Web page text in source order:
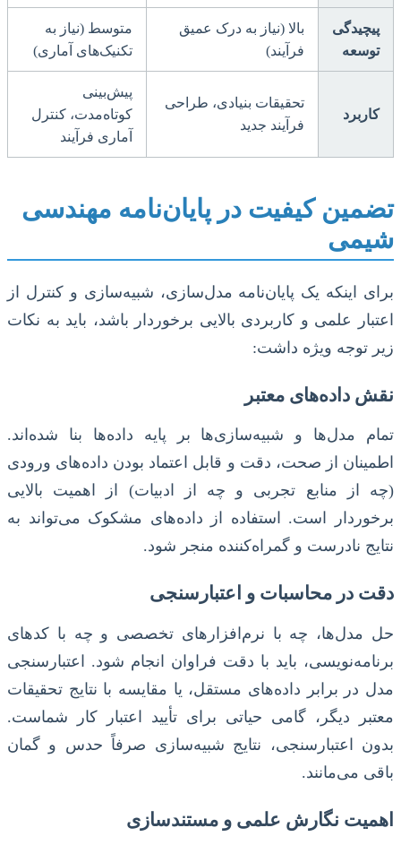
پیچیدگی
توسعه
بالا (نیاز به درک عمیق
فرآیند)
متوسط (نیاز به
تکنیک‌های آماری)
کاربرد
تحقیقات بنیادی، طراحی
فرآیند جدید
پیش‌بینی
کوتاه‌مدت، کنترل
آماری فرآیند
تضمین کیفیت در پایان‌نامه مهندسی
شیمی
برای اینکه یک پایان‌نامه مدل‌سازی، شبیه‌سازی و کنترل از
اعتبار علمی و کاربردی بالایی برخوردار باشد، باید به نکات
زیر توجه ویژه داشت:
نقش داده‌های معتبر
تمام مدل‌ها و شبیه‌سازی‌ها بر پایه داده‌ها بنا شده‌اند.
اطمینان از صحت، دقت و قابل اعتماد بودن داده‌های ورودی
(چه از منابع تجربی و چه از ادبیات) از اهمیت بالایی
برخوردار است. استفاده از داده‌های مشکوک می‌تواند به
نتایج نادرست و گمراه‌کننده منجر شود.
دقت در محاسبات و اعتبارسنجی
حل مدل‌ها، چه با نرم‌افزارهای تخصصی و چه با کدهای
برنامه‌نویسی، باید با دقت فراوان انجام شود. اعتبارسنجی
مدل در برابر داده‌های مستقل، یا مقایسه با نتایج تحقیقات
معتبر دیگر، گامی حیاتی برای تأیید اعتبار کار شماست.
بدون اعتبارسنجی، نتایج شبیه‌سازی صرفاً حدس و گمان
باقی می‌مانند.
اهمیت نگارش علمی و مستندسازی